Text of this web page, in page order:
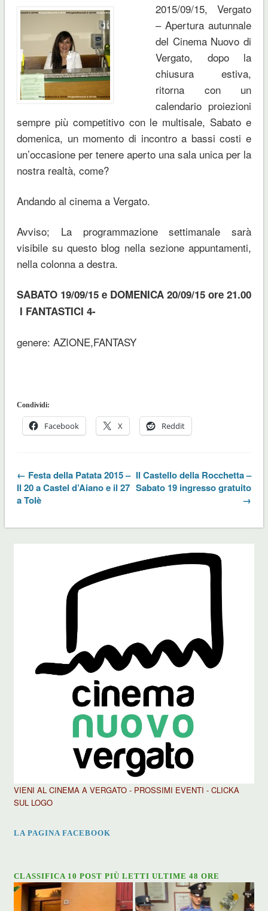
2015/09/15, Vergato
– Apertura autunnale
del Cinema Nuovo di
Vergato, dopo la
chiusura estiva,
ritorna con un
calendario proiezioni
sempre più competitivo con le multisale, Sabato e
domenica, un momento di incontro a bassi costi e
un’occasione per tenere aperto una sala unica per la
nostra realtà, come?
Andando al cinema a Vergato.
Avviso; La programmazione settimanale sarà
visibile su questo blog nella sezione appuntamenti,
nella colonna a destra.
SABATO 19/09/15 e DOMENICA 20/09/15 ore 21.00
I FANTASTICI 4-
genere: AZIONE,FANTASY
Condividi:
Facebook X Reddit
← Festa della Patata 2015 –
Il 20 a Castel d’Aiano e il 27
a Tolè
Il Castello della Rocchetta –
Sabato 19 ingresso gratuito
→
VIENI AL CINEMA A VERGATO - PROSSIMI EVENTI - CLICKA
SUL LOGO
LA PAGINA FACEBOOK
CLASSIFICA 10 POST PIÙ LETTI ULTIME 48 ORE